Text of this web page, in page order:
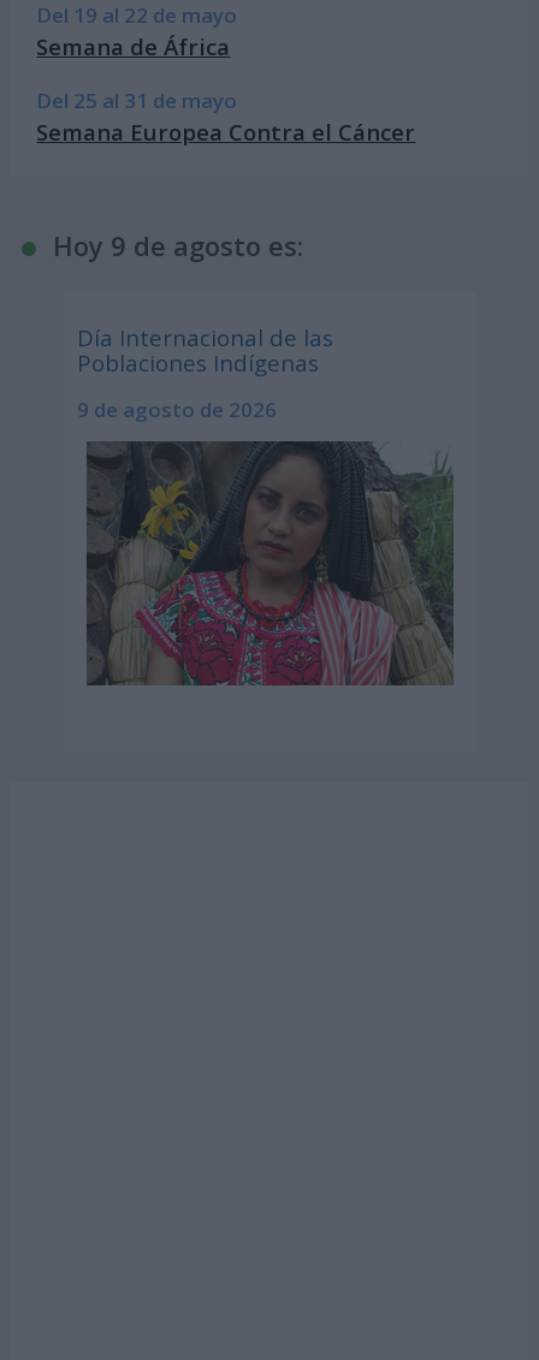
Del 19 al 22 de mayo
Semana de África
Del 25 al 31 de mayo
Semana Europea Contra el Cáncer
Hoy 9 de agosto es:
Día Internacional de las
Poblaciones Indígenas
9 de agosto de 2026